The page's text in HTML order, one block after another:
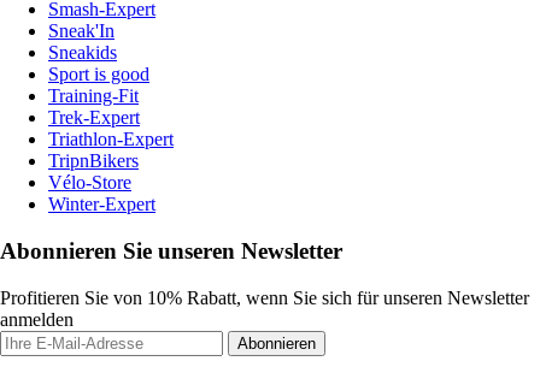
Smash-Expert
Sneak'In
Sneakids
Sport is good
Training-Fit
Trek-Expert
Triathlon-Expert
TripnBikers
Vélo-Store
Winter-Expert
Abonnieren Sie unseren Newsletter
Profitieren Sie von 10% Rabatt, wenn Sie sich für unseren Newsletter
anmelden
Abonnieren